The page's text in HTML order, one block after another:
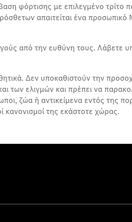
φόρτισης με επιλεγμένο τρίτο
απαιτείται ένα προσωπικό
από την ευθύνη τους. Λάβετε
Δεν υποκαθιστούν την
των ελιγμών και πρέπει να
ζώα ή αντικείμενα εντός της
κανονισμοί της εκάστοτε χώρας.